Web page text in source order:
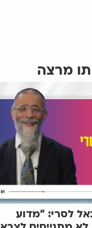
מרצה
לסרי: "מדוע